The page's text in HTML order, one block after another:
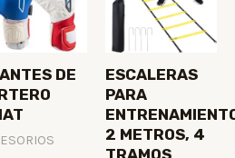
DE
ESCALERAS
PARA
2 METROS, 4